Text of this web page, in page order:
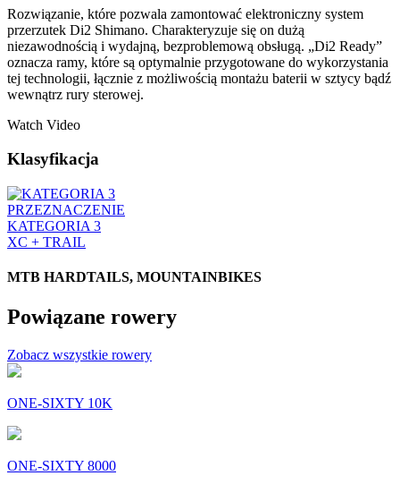
Rozwiązanie, które pozwala zamontować elektroniczny system
przerzutek Di2 Shimano. Charakteryzuje się on dużą
niezawodnością i wydajną, bezproblemową obsługą. „Di2 Ready”
oznacza ramy, które są optymalnie przygotowane do wykorzystania
tej technologii, łącznie z możliwością montażu baterii w sztycy bądź
wewnątrz rury sterowej.
Watch Video
Klasyfikacja
PRZEZNACZENIE
KATEGORIA 3
XC + TRAIL
MTB HARDTAILS, MOUNTAINBIKES
Powiązane rowery
Zobacz wszystkie rowery
ONE-SIXTY 10K
ONE-SIXTY 8000